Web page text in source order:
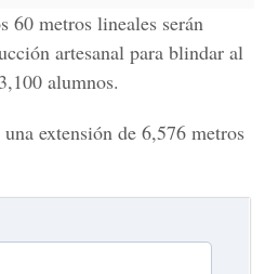
60 metros lineales serán
artesanal para blindar al
alumnos.
extensión de 6,576 metros